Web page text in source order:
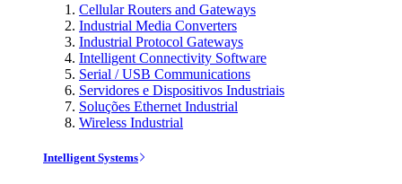
Cellular Routers and Gateways
Industrial Media Converters
Industrial Protocol Gateways
Intelligent Connectivity Software
Serial / USB Communications
Servidores e Dispositivos Industriais
Soluções Ethernet Industrial
Wireless Industrial
Intelligent Systems